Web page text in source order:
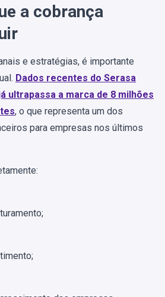
a cobrança
e estratégias, é importante
Dados recentes do Serasa
ultrapassa a marca de 8 milhões
, o que representa um dos
para empresas nos últimos